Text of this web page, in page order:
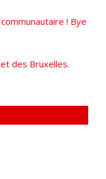
! Bye
des Bruxelles.